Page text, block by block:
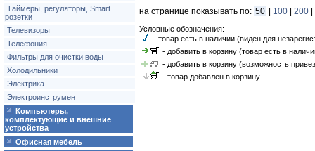
Таймеры, регуляторы, Smart
розетки
Телевизоры
Телефония
Фильтры для очистки воды
Холодильники
Электрика
Электроинструмент
Компьютеры,
комплектующие и внешние
устройства
Офисная мебель
на странице показывать по: 50 100 200
Условные обозначения:
- товар есть в наличии (виден для
- добавить в корзину (товар есть в
- добавить в корзину (возможность
- товар добавлен в корзину